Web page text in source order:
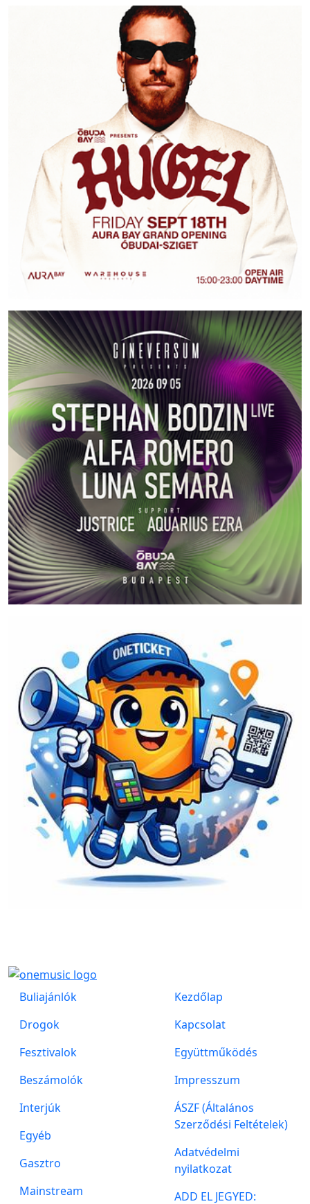
Buliajánlók
Drogok
Fesztivalok
Beszámolók
Interjúk
Egyéb
Gasztro
Mainstream
Kezdőlap
Kapcsolat
Együttműködés
Impresszum
ÁSZF (Általános
Szerződési Feltételek)
Adatvédelmi
nyilatkozat
ADD EL JEGYED: